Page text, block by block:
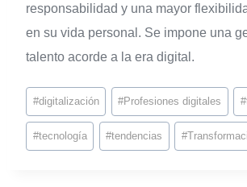
responsabilidad y una mayor
en su vida personal. Se impone una
talento acorde a la era digital.
#digitalización #Profesiones digitales #
#tecnología #tendencias #